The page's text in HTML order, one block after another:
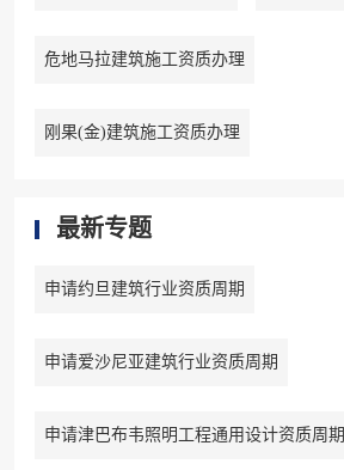
危地马拉建筑施工资质办理
刚果(金)建筑施工资质办理
最新专题
申请约旦建筑行业资质周期
申请爱沙尼亚建筑行业资质周期
申请津巴布韦照明工程通用设计资质周期